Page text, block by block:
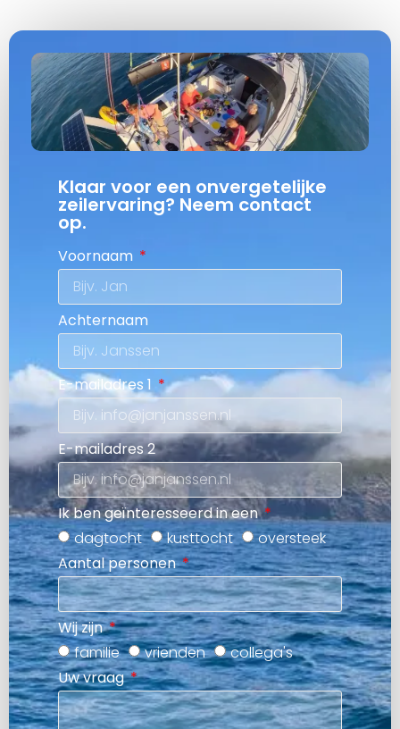
Klaar voor een onvergetelijke
zeilervaring? Neem contact
op.
Voornaam
Achternaam
E-mailadres 1
E-mailadres 2
Ik ben geïnteresseerd in een
dagtocht
kusttocht
oversteek
Aantal personen
Wij zijn
familie
vrienden
collega's
Uw vraag